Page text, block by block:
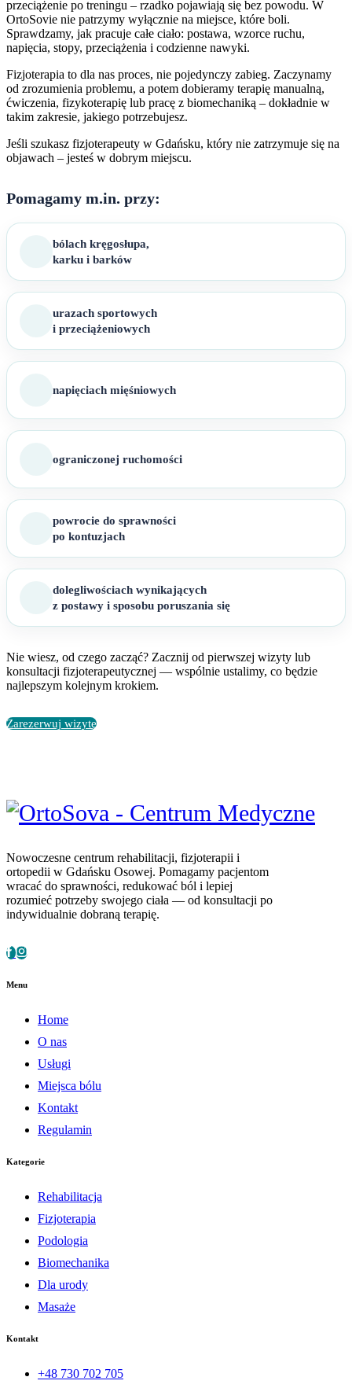
przeciążenie po treningu – rzadko pojawiają się bez powodu. W
OrtoSovie nie patrzymy wyłącznie na miejsce, które boli.
Sprawdzamy, jak pracuje całe ciało: postawa, wzorce ruchu,
napięcia, stopy, przeciążenia i codzienne nawyki.
Fizjoterapia to dla nas proces, nie pojedynczy zabieg. Zaczynamy
od zrozumienia problemu, a potem dobieramy terapię manualną,
ćwiczenia, fizykoterapię lub pracę z biomechaniką – dokładnie w
takim zakresie, jakiego potrzebujesz.
Jeśli szukasz fizjoterapeuty w Gdańsku, który nie zatrzymuje się na
objawach – jesteś w dobrym miejscu.
Pomagamy m.in. przy:
bólach kręgosłupa,
karku i barków
urazach sportowych
i przeciążeniowych
napięciach mięśniowych
ograniczonej ruchomości
powrocie do sprawności
po kontuzjach
dolegliwościach wynikających
z postawy i sposobu poruszania się
Nie wiesz, od czego zacząć? Zacznij od pierwszej wizyty lub
konsultacji fizjoterapeutycznej — wspólnie ustalimy, co będzie
najlepszym kolejnym krokiem.
Zarezerwuj wizytę
Nowoczesne centrum rehabilitacji, fizjoterapii i
ortopedii w Gdańsku Osowej. Pomagamy pacjentom
wracać do sprawności, redukować ból i lepiej
rozumieć potrzeby swojego ciała — od konsultacji po
indywidualnie dobraną terapię.
Menu
Home
O nas
Usługi
Miejsca bólu
Kontakt
Regulamin
Kategorie
Rehabilitacja
Fizjoterapia
Podologia
Biomechanika
Dla urody
Masaże
Kontakt
+48 730 702 705